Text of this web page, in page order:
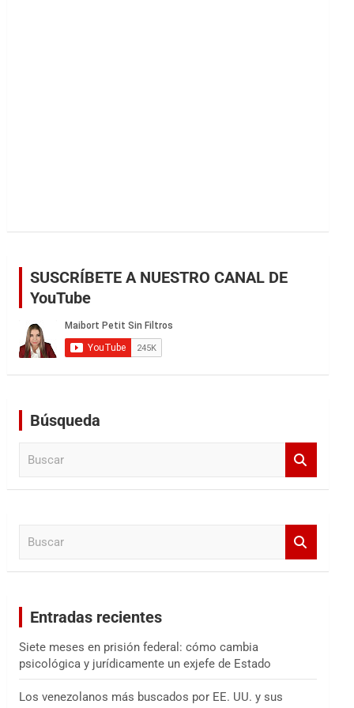
SUSCRÍBETE A NUESTRO CANAL DE
YouTube
Búsqueda
Entradas recientes
Siete meses en prisión federal: cómo cambia
psicológica y jurídicamente un exjefe de Estado
Los venezolanos más buscados por EE. UU. y sus